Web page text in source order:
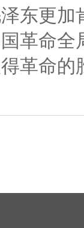
更加
革命
革命的